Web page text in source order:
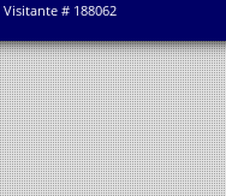
Visitante # 188062